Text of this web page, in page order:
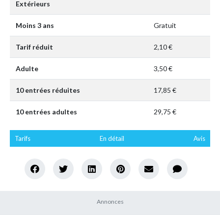
Extérieurs
Moins 3 ans Gratuit
Tarif réduit 2,10 €
Adulte 3,50 €
10 entrées réduites 17,85 €
10 entrées adultes 29,75 €
Tarifs En détail Avis